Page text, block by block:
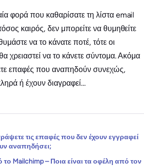
φορά που καθαρίσατε τη λίστα email
καιρός, δεν μπορείτε να θυμηθείτε
να το κάνατε ποτέ, τότε οι
θα χρειαστεί να το κάνετε σύντομα. Ακόμα
επαφές που αναπηδούν συνεχώς,
ή έχουν διαγραφεί…
τις επαφές που δεν έχουν εγγραφεί
αναπηδήσει;
Mailchimp – Ποια είναι τα οφέλη από τον